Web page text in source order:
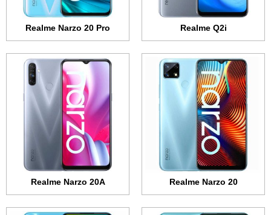
Realme Q2i
Realme Narzo 20 Pro
Realme Narzo 20
عرض الموصفات ←
Realme Narzo 20A
عرض الموصفات ←
الشاشة:6.5 بوصة - IPS LCD
الذاكرة الداخلية:128 جيجابايت
الرام:6 جيجابايت
الكاميرا:13 + 8 + 2 + 2 ميجابكسل
المعالج:Snapdragon 460
البطارية: 5000 مللي أمبير - 18 واط
عرض الموصفات ←
الذاكرة الداخلية:
الرام:8 جيجابايت
الكاميرا:
المعالج:Snapdragon 662
البطارية: 5000 مللي أمبير - 18 واط
عرض الموصفات ←